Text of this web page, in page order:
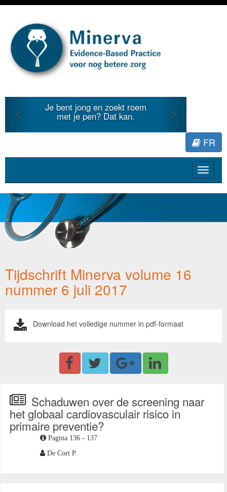
Je bent jong en zoekt roem
met je pen? Dat kan.
Previous
FR
Toggle
Tijdschrift Minerva volume 16
nummer 6 juli 2017
Download het volledige nummer in pdf-formaat
Schaduwen over de screening naar
het globaal cardiovasculair risico in
primaire preventie?
Pagina 136 - 137
De Cort P.